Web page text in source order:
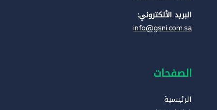
البريد الألكتروني:
info@gsni.com.sa
الصفحات
الرئيسية